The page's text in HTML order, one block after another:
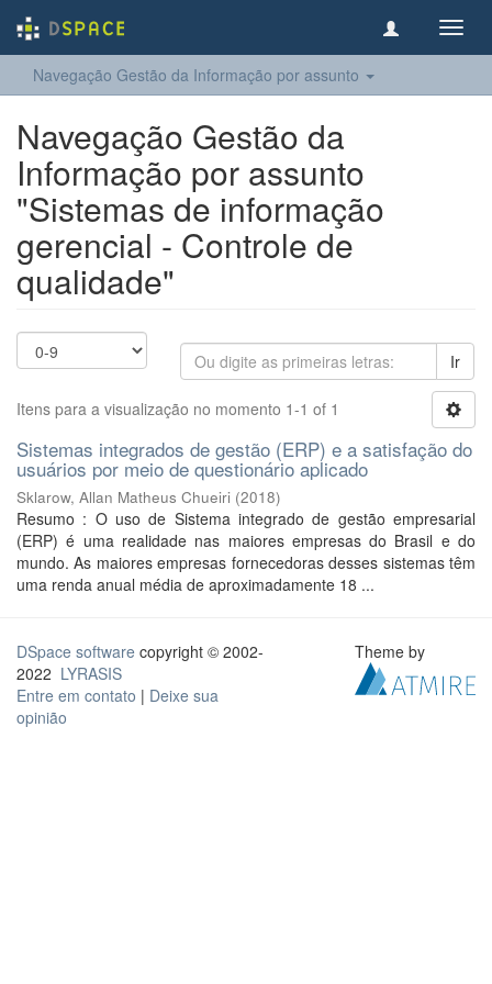
Navegação Gestão da Informação por assunto
Navegação Gestão da
Informação por assunto
"Sistemas de informação
gerencial - Controle de
qualidade"
Ir
Itens para a visualização no momento 1-1 of 1
Sistemas integrados de gestão (ERP) e a satisfação do
usuários por meio de questionário aplicado
Sklarow, Allan Matheus Chueiri (2018)
Resumo : O uso de Sistema integrado de gestão empresarial
(ERP) é uma realidade nas maiores empresas do Brasil e do
mundo. As maiores empresas fornecedoras desses sistemas têm
uma renda anual média de aproximadamente 18 ...
DSpace software copyright © 2002-
2022 LYRASIS
Entre em contato | Deixe sua
opinião
Theme by